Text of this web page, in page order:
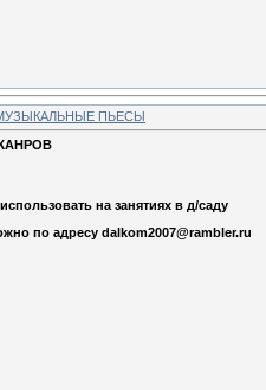
ПЬЕСЫ
на занятиях в д/саду
по адресу dalkom2007@rambler.ru